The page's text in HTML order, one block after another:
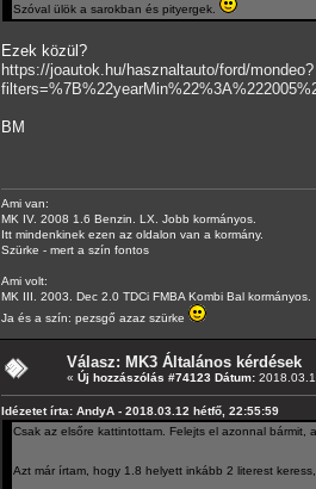
Szóval ülök a sarokban és pityergek.
Ezek közül?
https://joautok.hu/hasznaltauto/ford/mondeo?
BM
Ami van:
MK IV. 2008 1.6 Benzin. LX. Jobb kormányos.
Itt mindenkinek ezen az oldalon van a kormány.
Szürke - mert a szín fontos
Ami volt:
MK III. 2003. Dec 2.0 TDCi FMBA Kombi Bal kormányos.
Ja és a szín: pezsgő azaz szürke
Válasz: MK3 Általános kérdések
« Új hozzászólás #74123 Dátum:
Idézetet írta: AndyA - 2018.03.12 hétfő, 22:55:59
Csak az elsőre kattintottam. Felejts el azonnal bármit,
Azt már írtam, hogy 1.8 helyett inkább 2 literest